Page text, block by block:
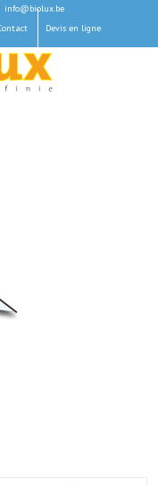
info@biolux.be
Devis en ligne